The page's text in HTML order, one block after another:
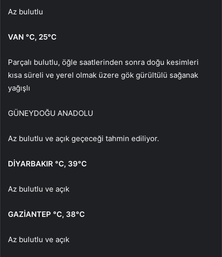
Az bulutlu
VAN °C, 25°C
Parçalı bulutlu, öğle saatlerinden sonra doğu kesimleri
kısa süreli ve yerel olmak üzere gök gürültülü sağanak
yağışlı
GÜNEYDOĞU ANADOLU
Az bulutlu ve açık geçeceği tahmin ediliyor.
DİYARBAKIR °C, 39°C
Az bulutlu ve açık
GAZİANTEP °C, 38°C
Az bulutlu ve açık